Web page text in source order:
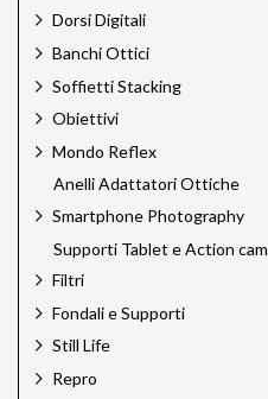
Hahnemuhle
Hensel
HiGlide
Hoya
Ilford
Jinbei
Jupio
Kaiser
Kaiser Pro
Kodak
Laowa Cine Pro
Lee Filters
Dorsi Digitali
Banchi Ottici
Soffietti Stacking
Obiettivi
Mondo Reflex
Anelli Adattatori Ottiche
Smartphone Photography
Supporti Tablet e Action cam
Filtri
Fondali e Supporti
Still Life
Repro